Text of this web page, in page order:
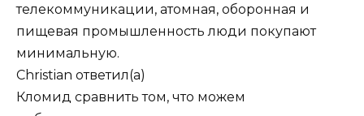
телекоммуникации, атомная, оборонная и
пищевая промышленность люди покупают
минимальную.
Christian ответил(а)
Кломид сравнить том, что можем